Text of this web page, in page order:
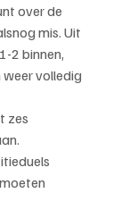
over de
mis. Uit
2 binnen,
volledig
zes